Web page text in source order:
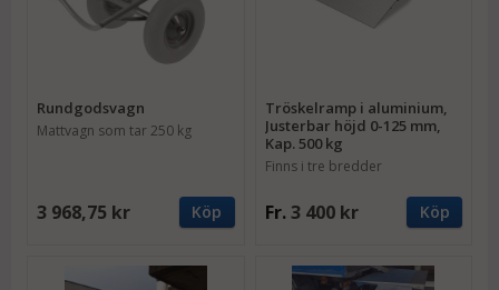
Rundgodsvagn
Mattvagn som tar 250 kg
3 968,75 kr Köp
Tröskelramp i aluminium,
Justerbar höjd 0-125 mm,
Kap. 500 kg
Finns i tre bredder
Fr.3 400 kr Köp